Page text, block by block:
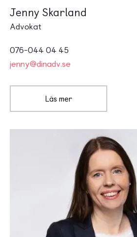
Jenny Skarland
Advokat
076-044 04 45
jenny@dinadv.se
Läs mer